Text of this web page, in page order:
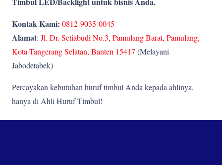
Kontak Kami: 0812-9035-0045
Alamat: Jl. Dr. Setiabudi No.3, Pamulang Barat, Pamulang,
Kota Tangerang Selatan, Banten 15417 (Melayani
Jabodetabek)
Percayakan kebutuhan huruf timbul Anda kepada ahlinya,
hanya di Ahli Huruf Timbul!